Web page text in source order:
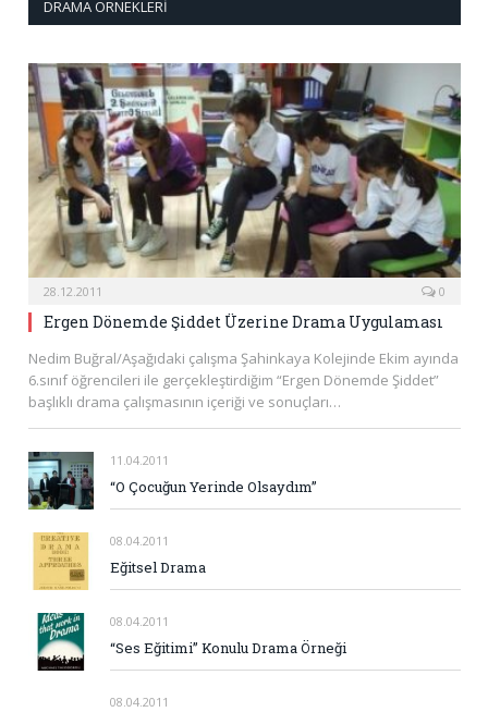
DRAMA ÖRNEKLERI
28.12.2011 0
Ergen Dönemde Şiddet Üzerine Drama Uygulaması
Nedim Buğral/Aşağıdaki çalışma Şahinkaya Kolejinde Ekim ayında
6.sınıf öğrencileri ile gerçekleştirdiğim “Ergen Dönemde Şiddet”
başlıklı drama çalışmasının içeriği ve sonuçları…
11.04.2011
“O Çocuğun Yerinde Olsaydım”
08.04.2011
Eğitsel Drama
08.04.2011
“Ses Eğitimi” Konulu Drama Örneği
08.04.2011